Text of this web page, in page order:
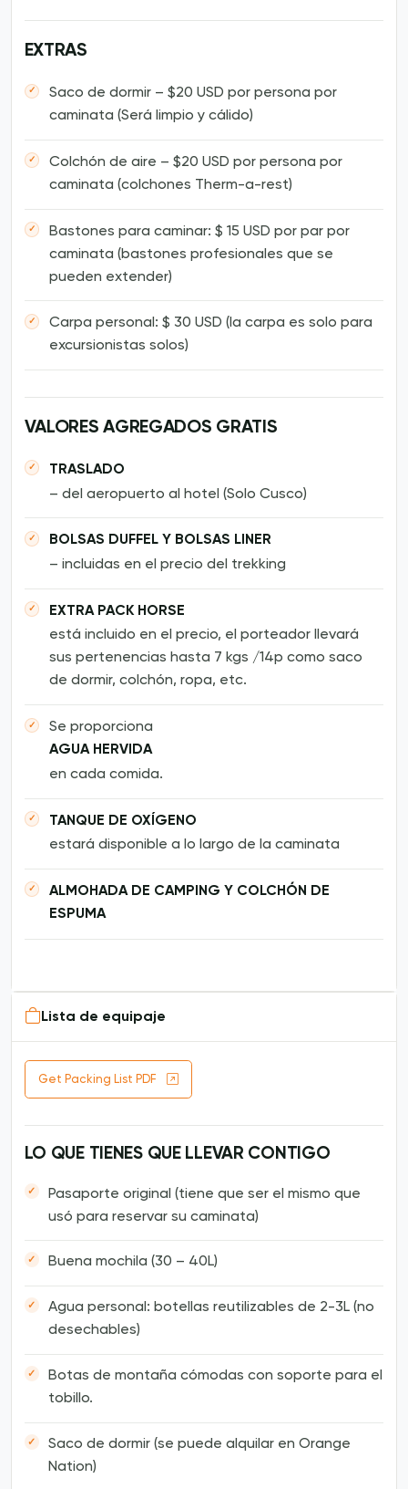
EXTRAS
Saco de dormir – $20 USD por persona por
caminata (Será limpio y cálido)
Colchón de aire – $20 USD por persona por
caminata (colchones Therm-a-rest)
Bastones para caminar: $ 15 USD por par por
caminata (bastones profesionales que se
pueden extender)
Carpa personal: $ 30 USD (la carpa es solo para
excursionistas solos)
VALORES AGREGADOS GRATIS
TRASLADO
– del aeropuerto al hotel (Solo Cusco)
BOLSAS DUFFEL Y BOLSAS LINER
– incluidas en el precio del trekking
EXTRA PACK HORSE
está incluido en el precio, el porteador llevará
sus pertenencias hasta 7 kgs /14p como saco
de dormir, colchón, ropa, etc.
Se proporciona
AGUA HERVIDA
en cada comida.
TANQUE DE OXÍGENO
estará disponible a lo largo de la caminata
ALMOHADA DE CAMPING Y COLCHÓN DE
ESPUMA
Lista de equipaje
Get Packing List PDF
LO QUE TIENES QUE LLEVAR CONTIGO
Pasaporte original (tiene que ser el mismo que
usó para reservar su caminata)
Buena mochila (30 – 40L)
Agua personal: botellas reutilizables de 2-3L (no
desechables)
Botas de montaña cómodas con soporte para el
tobillo.
Saco de dormir (se puede alquilar en Orange
Nation)